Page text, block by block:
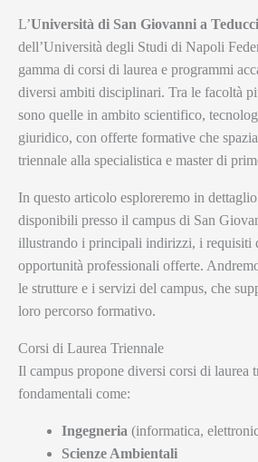
L’Università di San Giovanni a
dell’Università degli Studi di Napoli
gamma di corsi di laurea e programmi
diversi ambiti disciplinari. Tra le facoltà
sono quelle in ambito scientifico,
giuridico, con offerte formative che
triennale alla specialistica e master di
In questo articolo esploreremo in
disponibili presso il campus di San
illustrando i principali indirizzi, i requisiti
opportunità professionali offerte.
le strutture e i servizi del campus, che
loro percorso formativo.
Corsi di Laurea Triennale
Il campus propone diversi corsi di laurea
fondamentali come:
Ingegneria (informatica,
Scienze Ambientali